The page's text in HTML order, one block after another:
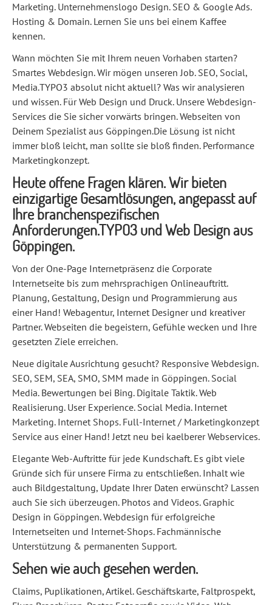
Marketing. Unternehmenslogo Design. SEO & Google Ads.
Hosting & Domain. Lernen Sie uns bei einem Kaffee
kennen.
Wann möchten Sie mit Ihrem neuen Vorhaben starten?
Smartes Webdesign. Wir mögen unseren Job. SEO, Social,
Media.TYPO3 absolut nicht aktuell? Was wir analysieren
und wissen. Für Web Design und Druck. Unsere Webdesign-
Services die Sie sicher vorwärts bringen. Webseiten von
Deinem Spezialist aus Göppingen.Die Lösung ist nicht
immer bloß leicht, man sollte sie bloß finden. Performance
Marketingkonzept.
Heute offene Fragen klären. Wir bieten
einzigartige Gesamtlösungen, angepasst auf
Ihre branchenspezifischen
Anforderungen.TYPO3 und Web Design aus
Göppingen.
Von der One-Page Internetpräsenz die Corporate
Internetseite bis zum mehrsprachigen Onlineauftritt.
Planung, Gestaltung, Design und Programmierung aus
einer Hand! Webagentur, Internet Designer und kreativer
Partner. Webseiten die begeistern, Gefühle wecken und Ihre
gesetzten Ziele erreichen.
Neue digitale Ausrichtung gesucht? Responsive Webdesign.
SEO, SEM, SEA, SMO, SMM made in Göppingen. Social
Media. Bewertungen bei Bing. Digitale Taktik. Web
Realisierung. User Experience. Social Media. Internet
Marketing. Internet Shops. Full-Internet / Marketingkonzept
Service aus einer Hand! Jetzt neu bei kaelberer Webservices.
Elegante Web-Auftritte für jede Kundschaft. Es gibt viele
Gründe sich für unsere Firma zu entschließen. Inhalt wie
auch Bildgestaltung, Update Ihrer Daten erwünscht? Lassen
auch Sie sich überzeugen. Photos and Videos. Graphic
Design in Göppingen. Webdesign für erfolgreiche
Internetseiten und Internet-Shops. Fachmännische
Unterstützung & permanenten Support.
Sehen wie auch gesehen werden.
Claims, Puplikationen, Artikel. Geschäftskarte, Faltprospekt,